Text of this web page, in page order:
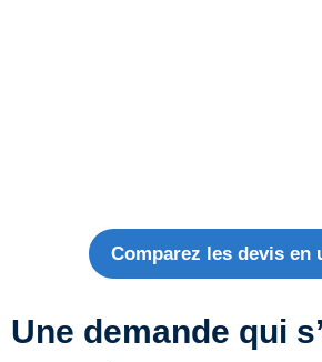
Comparez les devis en
Une demande qui